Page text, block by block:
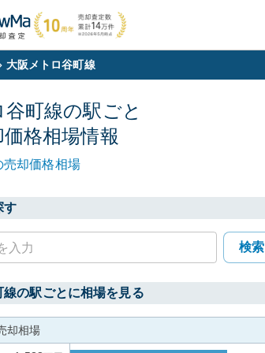
大阪メトロ谷町線
町線の駅ごと
格相場情報
売却価格相場
す
検索
線の駅ごとに相場を見る
却相場